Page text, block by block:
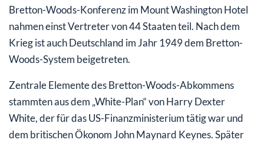
Bretton-Woods-Konferenz im Mount Washington Hotel
nahmen einst Vertreter von 44 Staaten teil. Nach dem
Krieg ist auch Deutschland im Jahr 1949 dem Bretton-
Woods-System beigetreten.
Zentrale Elemente des Bretton-Woods-Abkommens
stammten aus dem „White-Plan“ von Harry Dexter
White, der für das US-Finanzministerium tätig war und
dem britischen Ökonom John Maynard Keynes. Später